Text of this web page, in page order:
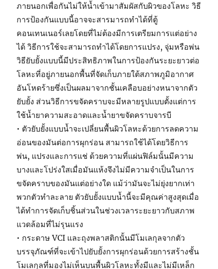
ภายนอกเพื่อกันไม่ให้น้ำเข้ามาสัมผัสกับผิวของโลหะ วิธี
การป้องกันแบบนี้อาจจะสารมารถทำได้ที่ตู้
คอนเทนเนอร์เลยโดยที่ไม่ต้องมีการเตรียมการแต่อย่าง
ได้ วิธีการใช้จะสามารถทำได้โดยการแปรง, จุ่มหรือพ่น
วิธียับยั้งแบบนี้มีประสิทธิภาพในการป้องกันระยะยาวต่อ
โลหะที่อยู่ภายนอกพื้นที่จัดเก็บภายใต้สภาพภูมิอากาศ
อันโหดร้ายซึ่งเป็นผลมาจากชั้นเคลือบอย่างหนาจากตัว
ยับยั้ง ส่วนวิธีการขจัดคราบจะมีหลายรูปแบบตั้งแต่การ
ใช้น้ำยาความสะอาดและน้ำยาขจัดคราบจารบี
• ตัวยับยั้งแบบน้ำจะเปลี่ยนพื้นผิวโลหะด้วยการลดความ
อ่อนของมันต่อการผุกร่อน สามารถใช้ได้โดยวิธีการ
พ่น, แปรงและการแช่ ด้วยความที่แผ่นฟิล์มนั้นมีความ
บางและโปร่งใสเมื่อมันแห้งจึงไม่มีความจำเป็นในการ
ขจัดคราบของมันแต่อย่างใด แม้ว่ามันจะไม่ยุ่งยากเท่า
พวกตัวทำละลาย ตัวยับยั้งแบบน้ำนี้จะมีคุณค่าสูงสุดเมื่อ
ได้ทำการจัดเก็บชิ้นส่วนในช่วงเวลาระยะยาวกับสภาพ
แวดล้อมที่ไม่รุนแรง
• กระดาษ VCI และถุงพลาสติกนั้นมีโมเลกุลจากตัว
บรรจุภัณฑ์ที่จะเข้าไปยับยั้งการผุกร่อนด้วยการสร้างชั้น
โมเลกุลที่มองไม่เห็นบนพื้นผิวโลหะทั้งมีและไม่มีเหล็ก